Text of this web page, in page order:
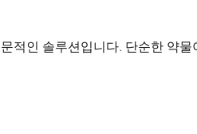
적인 솔루션입니다. 단순한 약물